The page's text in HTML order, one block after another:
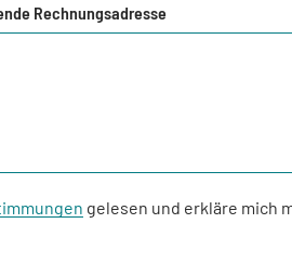
Rechnungsadresse
gelesen und erkläre mich